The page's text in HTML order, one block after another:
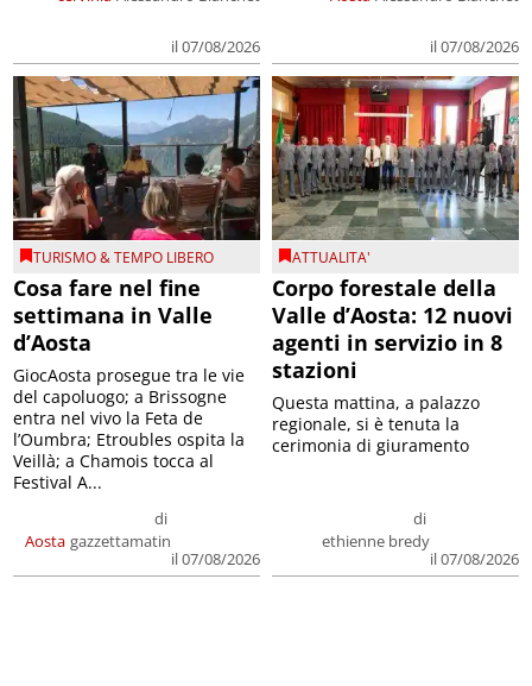
il 07/08/2026 il 07/08/2026
TURISMO & TEMPO LIBERO
Cosa fare nel fine
settimana in Valle
d’Aosta
Aosta
di
gazzettamatin
il 07/08/2026
GiocAosta prosegue tra le vie
del capoluogo; a Brissogne
entra nel vivo la Feta de
l’Oumbra; Etroubles ospita la
Veillà; a Chamois tocca al
Festival A...
ATTUALITA'
Corpo forestale della
Valle d’Aosta: 12 nuovi
agenti in servizio in 8
stazioni
di
ethienne bredy
il 07/08/2026
Questa mattina, a palazzo
regionale, si è tenuta la
cerimonia di giuramento